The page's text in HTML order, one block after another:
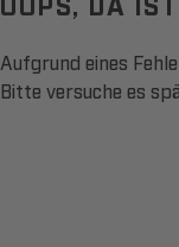
Aufgrund eines
Bitte versuche es